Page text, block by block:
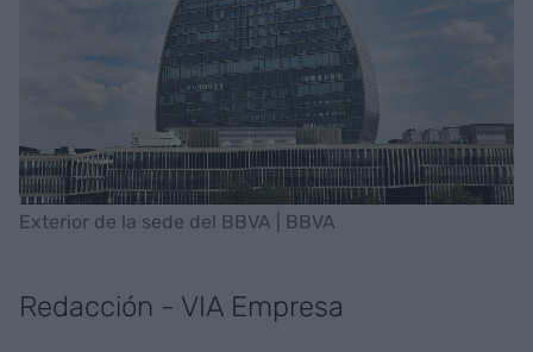
Exterior de la sede del BBVA | BBVA
Redacción - VIA Empresa